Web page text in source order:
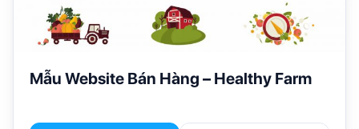
Mẫu Website Bán Hàng – Healthy Farm